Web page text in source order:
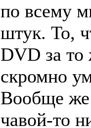
по всему
штук. То,
DVD за
скромно
Вообще же
чавой-то